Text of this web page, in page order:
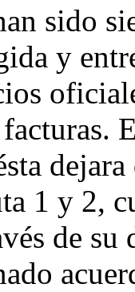
sido
y
1 y 2,
de